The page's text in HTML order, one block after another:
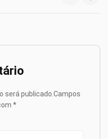
será publicado. Campos
*